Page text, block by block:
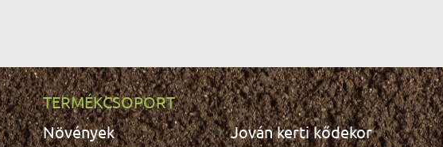
TERMÉKCSOPORT
Növények
Jován kerti kődekor